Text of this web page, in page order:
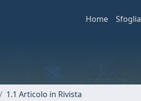
Home Sfoglia
1.1 Articolo in Rivista